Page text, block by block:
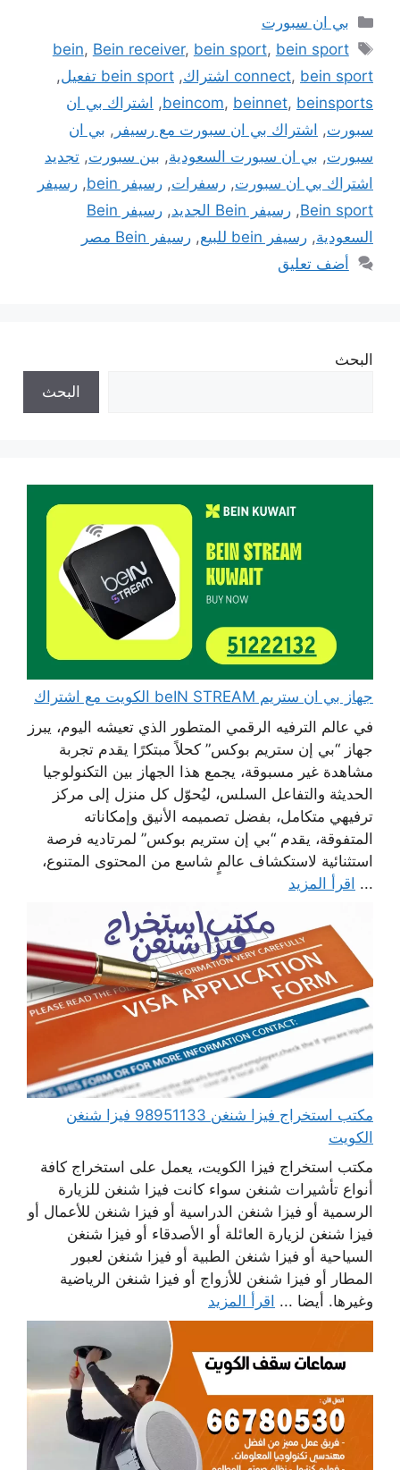
التصنيفات
بي ان سبورت
الوسوم
bein, Bein receiver, bein sport, bein sport
connect, bein sport اشتراك , bein sport تفعيل
,
beincom, beinnet, beinsports
, اشتراك بي ان
سبورت, اشتراك بي ان سبورت مع رسيفر , بي ان
سبورت, بي ان سبورت السعودية, بين سبورت, تجديد
اشتراك بي ان سبورت, رسفرات, رسيفر bein , رسيفر
Bein sport
, رسيفر Bein الجديد ,
رسيفر Bein
السعودية, رسيفر bein للبيع , رسيفر Bein مصر
أضف تعليق
البحث
البحث
جهاز بي ان ستريم beIN STREAM الكويت مع اشتراك
في عالم الترفيه الرقمي المتطور الذي تعيشه اليوم، يبرز
جهاز “بي إن ستريم بوكس” كحلاً مبتكرًا يقدم تجربة
مشاهدة غير مسبوقة، يجمع هذا الجهاز بين التكنولوجيا
الحديثة والتفاعل السلس، ليُحوّل كل منزل إلى مركز
ترفيهي متكامل، بفضل تصميمه الأنيق وإمكاناته
المتفوقة، يقدم “بي إن ستريم بوكس” لمرتاديه فرصة
استثنائية لاستكشاف عالمٍ شاسع من المحتوى المتنوع،
... اقرأ المزيد
مكتب استخراج فيزا شنغن 98951133 فيزا شنغن
الكويت
مكتب استخراج فيزا الكويت، يعمل على استخراج كافة
أنواع تأشيرات شنغن سواء كانت فيزا شنغن للزيارة
الرسمية أو فيزا شنغن الدراسية أو فيزا شنغن للأعمال أو
فيزا شنغن لزيارة العائلة أو الأصدقاء أو فيزا شنغن
السياحية أو فيزا شنغن الطبية أو فيزا شنغن لعبور
المطار أو فيزا شنغن للأزواج أو فيزا شنغن الرياضية
وغيرها. أيضا ... اقرأ المزيد